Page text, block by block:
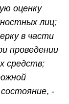
оценку
лиц;
в части
проведении
средств;
, -